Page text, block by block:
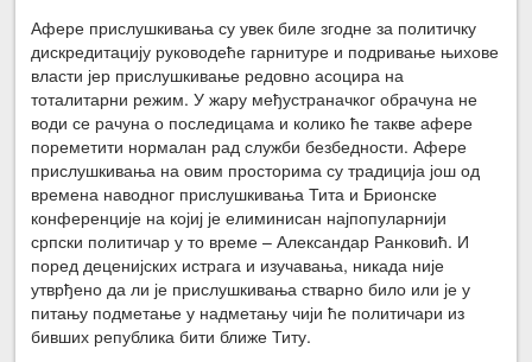
Афере прислушкивања су увек биле згодне за политичку
дискредитацију руководеће гарнитуре и подривање њихове
власти јер прислушкивање редовно асоцира на
тоталитарни режим. У жару међустраначког обрачуна не
води се рачуна о последицама и колико ће такве афере
пореметити нормалан рад служби безбедности. Афере
прислушкивања на овим просторима су традиција још од
времена наводног прислушкивања Тита и Брионске
конференције на којиј је елиминисан најпопуларнији
српски политичар у то време – Александар Ранковић. И
поред деценијских истрага и изучавања, никада није
утврђено да ли је прислушкивања стварно било или је у
питању подметање у надметању чији ће политичари из
бивших република бити ближе Титу.